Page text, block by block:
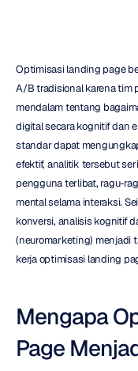
Optimisasi landing page
A/B tradisional karena tim
mendalam tentang
digital secara kognitif dan
standar dapat
efektif, analitik tersebut
pengguna terlibat, ragu-
mental selama interaksi.
konversi, analisis kognitif
(neuromarketing) menjadi
kerja optimisasi landing
Mengapa
Page